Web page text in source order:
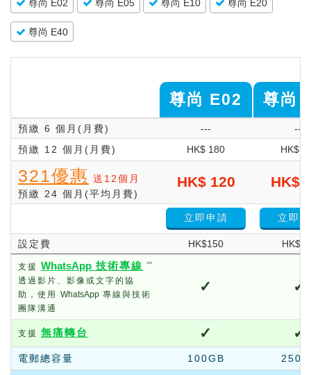
尊尚 E02 尊尚 E05 尊尚 E10 尊尚 E20
尊尚 E40
尊尚 E02 尊尚
預繳 6 個月(月費) ---
---
預繳 12 個月(月費)
HK$ 180 HK$
321優惠 送12個月
預繳 24 個月(平均月費)
HK$ 120 HK$
立即申請 立即
設定費 HK$150
支援 WhatsApp 技術專線 ^^
透過影片、影像或文字的協
助，使用 WhatsApp 專線與技術
團隊溝通
✓ ✓
支援 無痛轉台 ✓ ✓
電郵總容量 100GB